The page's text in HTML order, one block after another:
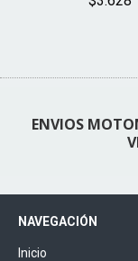
ENVIOS
NAVEGACIÓN
Inicio